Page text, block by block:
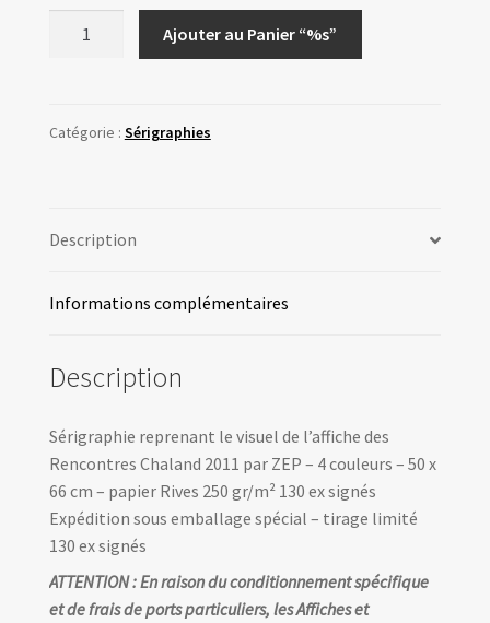
Chaland
Ajouter au Panier “%s”
Catégorie : Sérigraphies
Description
Informations complémentaires
Description
Sérigraphie reprenant le visuel de l’affiche des
Rencontres Chaland 2011 par ZEP – 4 couleurs – 50 x
66 cm – papier Rives 250 gr/m² 130 ex signés
Expédition sous emballage spécial – tirage limité
130 ex signés
ATTENTION : En raison du conditionnement spécifique
et de frais de ports particuliers, les Affiches et